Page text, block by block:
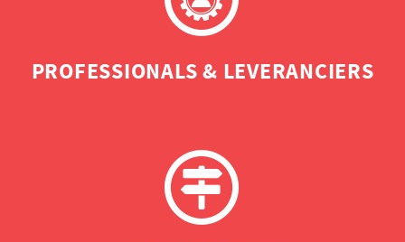
PROFESSIONALS & LEVERANCIERS